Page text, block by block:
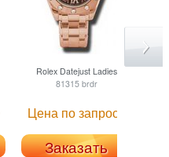
RolexDatejust Ladies
81315 brdr
Цена по запросу
Заказать